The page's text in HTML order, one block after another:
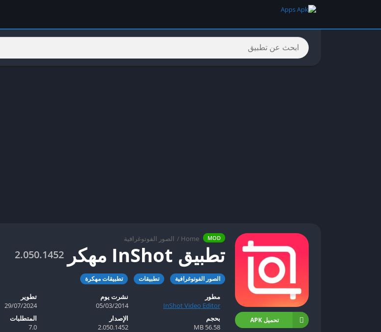
MOD
Home
/ الصور الفوتوغرافية
تطبيق InShot مهكر 2.050.1452
الصور الفوتوغرافية تطبيقات تطبيقات مهكرة
تحميل APK
مطور
InShot Video Editor
نشرت يوم
05/03/2014
تطوير
29/07/2024
بحجم
56.58 MB
الإصدار
2.050.1452
المتطلبات
7.0